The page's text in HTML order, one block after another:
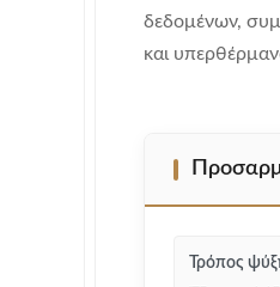
δεδομένων,
και
Τρόπος